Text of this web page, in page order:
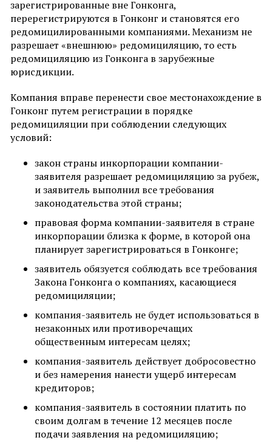
зарегистрированные вне Гонконга,
перерегистрируются в Гонконг и становятся его
редомицилированными компаниями. Механизм не
разрешает «внешнюю» редомициляцию, то есть
редомициляцию из Гонконга в зарубежные
юрисдикции.
Компания вправе перенести свое местонахождение в
Гонконг путем регистрации в порядке
редомициляции при соблюдении следующих
условий:
закон страны инкорпорации компании-
заявителя разрешает редомициляцию за рубеж,
и заявитель выполнил все требования
законодательства этой страны;
правовая форма компании-заявителя в стране
инкорпорации близка к форме, в которой она
планирует зарегистрироваться в Гонконге;
заявитель обязуется соблюдать все требования
Закона Гонконга о компаниях, касающиеся
редомициляции;
компания-заявитель не будет использоваться в
незаконных или противоречащих
общественным интересам целях;
компания-заявитель действует добросовестно
и без намерения нанести ущерб интересам
кредиторов;
компания-заявитель в состоянии платить по
своим долгам в течение 12 месяцев после
подачи заявления на редомициляцию;